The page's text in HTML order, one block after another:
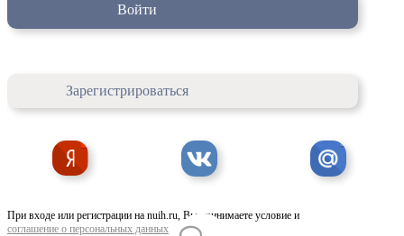
Войти
Зарегистрироваться
При входе или регистрации на nuih.ru, Вы принимаете условие и
соглашение о персональных данных